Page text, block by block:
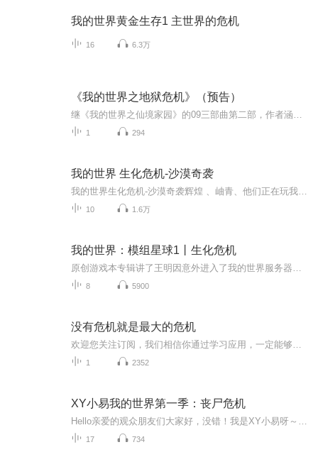
我的世界黄金生存1 主世界的危机
16 6.3万
《我的世界之地狱危机》（预告）
1 294
我的世界 生化危机-沙漠奇袭
10 1.6万
我的世界：模组星球1丨生化危机
8 5900
没有危机就是最大的危机
1 2352
XY小易我的世界第一季：丧尸危机
17 734